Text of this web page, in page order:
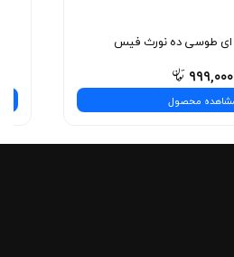
ای طوسی ده نورث فیس
۹۹۹,۰۰۰
محصول